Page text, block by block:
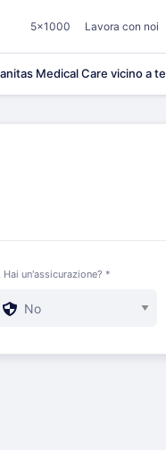
5×1000 Lavora con noi
Medical Care vicino a te
Hai un'assicurazione? *